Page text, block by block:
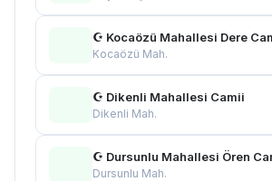
☪ Kocaözü Mahallesi Dere
Kocaözü Mah.
☪ Dikenli Mahallesi Camii
Dikenli Mah.
☪ Dursunlu Mahallesi Ören
Dursunlu Mah.